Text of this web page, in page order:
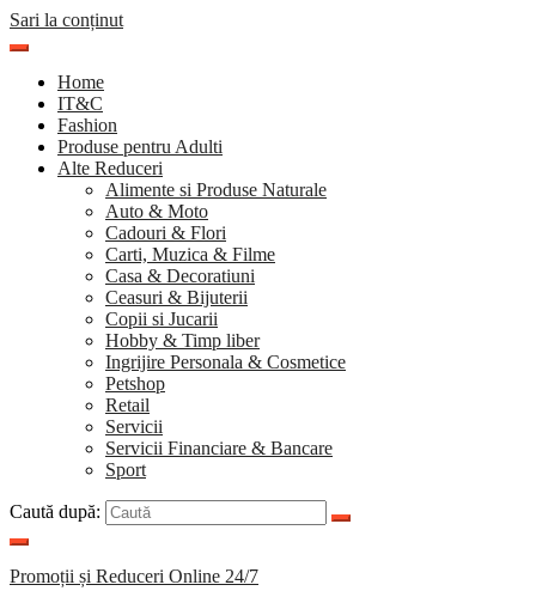
Sari la conținut
Home
IT&C
Fashion
Produse pentru Adulti
Alte Reduceri
Alimente si Produse Naturale
Auto & Moto
Cadouri & Flori
Carti, Muzica & Filme
Casa & Decoratiuni
Ceasuri & Bijuterii
Copii si Jucarii
Hobby & Timp liber
Ingrijire Personala & Cosmetice
Petshop
Retail
Servicii
Servicii Financiare & Bancare
Sport
Caută după:
Promoții și Reduceri Online 24/7